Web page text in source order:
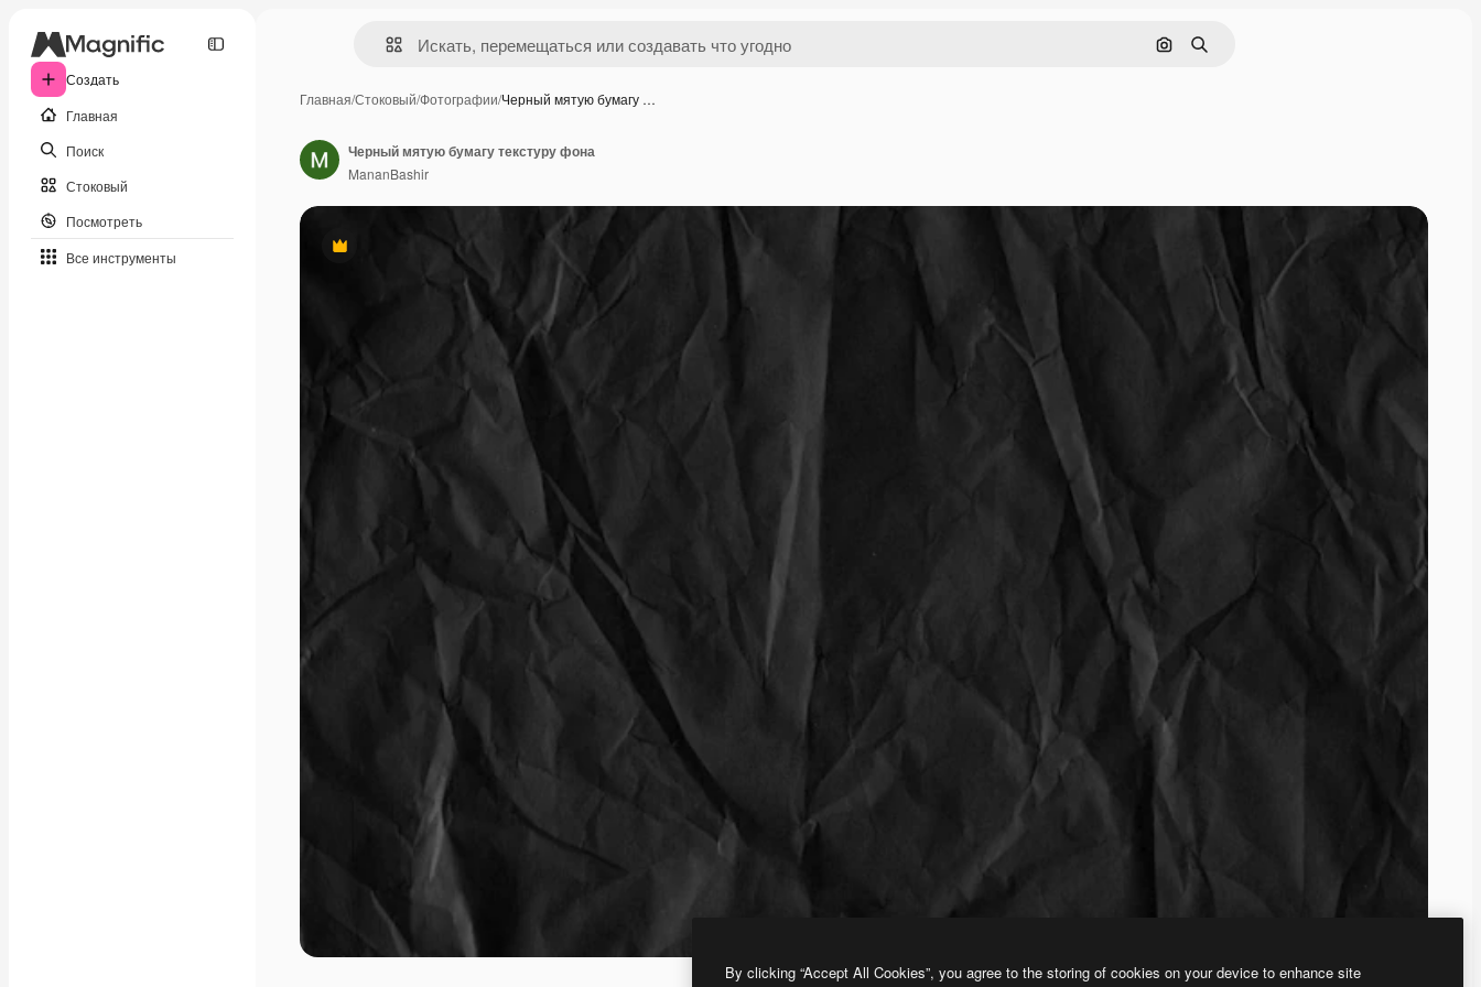
Создать
Главная
Поиск
Стоковый
Посмотреть
Все инструменты
Поиск по изображению
Поиск
Главная/Стоковый/Фотографии/Черный мятую бумагу …
Премиум
Черный мятую бумагу текстуру фона
MananBashir
By clicking “Accept All Cookies”, you agree to the storing of cookies on your device to enhance site